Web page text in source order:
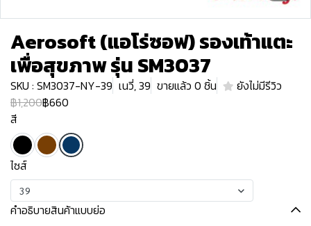
Aerosoft (แอโร่ซอฟ) รองเท้าแตะ
เพื่อสุขภาพ รุ่น SM3037
SKU : SM3037-NY-39 เนวี่, 39 ขายแล้ว 0 ชิ้น
ยังไม่มีรีวิว
฿1,200฿660
สี
ไซส์
39
คำอธิบายสินค้าแบบย่อ